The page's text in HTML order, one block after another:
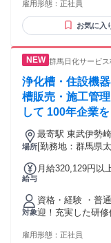
と。 ＜歓迎＞ ・理学療法士免許 ・作業療法士免許 ・言語聴
覚士免許 ・臨床心理士資格 ・公認心理師免許 最終学歴 学歴
雇用形態： 正社員
お気に入
群馬日化サービス
浄化槽・住設機
槽販売・施工管
して 100年企業
場所
最寄駅 東武伊勢
で13分
[勤務地：群馬県
給与
月給320,129円以
他待遇＞ ・昇給あり（年1回） ・賞与あり（年2回） ・時間
外手当あり ＜試用期間＞ 3か月あり（待遇・条件に変更な
し） 固定残業代
を超過した分は別
対象
資格・経験 ・普
迎！充実した研修
雇用形態： 正社員